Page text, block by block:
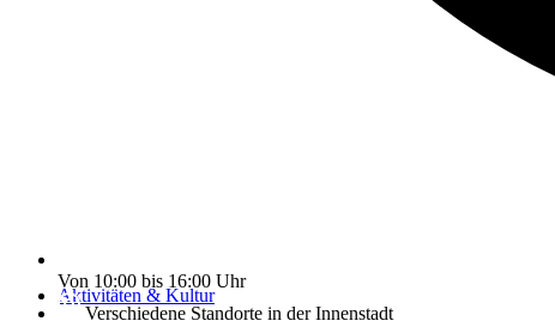
Aktivitäten & Kultur
Von 10:00 bis 16:00 Uhr
Verschiedene Standorte in der Innenstadt